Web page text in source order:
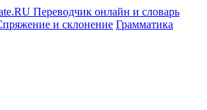
и склонение Грамматика